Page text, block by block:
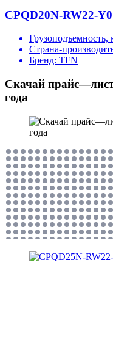
CPQD20N-RW22-Y0
Грузоподъемность,
Страна-
Бренд: TFN
Скачай
года